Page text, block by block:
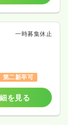
一時募集休止
第二新卒可
を見る